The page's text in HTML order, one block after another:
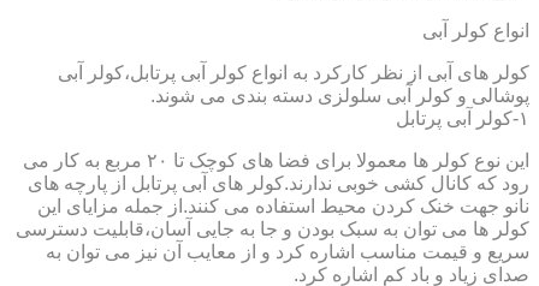
انواع کولر آبی
کولر های آبی از نظر کارکرد به انواع کولر آبی پرتابل،کولر آبی
پوشالی و کولر آبی سلولزی دسته بندی می شوند.
۱-کولر آبی پرتابل
این نوع کولر ها معمولا برای فضا های کوچک تا ۲۰ مربع به کار می
رود که کانال کشی خوبی ندارند.کولر های آبی پرتابل از پارچه های
نانو جهت خنک کردن محیط استفاده می کنند.از جمله مزایای این
کولر ها می توان به سبک بودن و جا به جایی آسان،قابلیت دسترسی
سریع و قیمت مناسب اشاره کرد و از معایب آن نیز می توان به
صدای زیاد و باد کم اشاره کرد.